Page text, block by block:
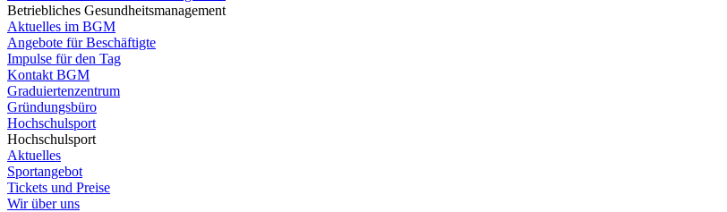
Betriebliches Gesundheitsmanagement
Aktuelles im BGM
Angebote für Beschäftigte
Impulse für den Tag
Kontakt BGM
Graduiertenzentrum
Gründungsbüro
Hochschulsport
Hochschulsport
Aktuelles
Sportangebot
Tickets und Preise
Wir über uns